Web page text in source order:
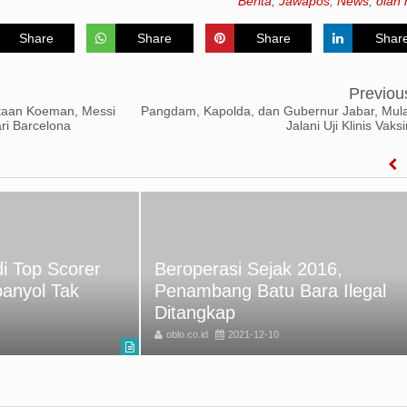
Share Share Share
Koeman, Messi
Barcelona
Pangdam, Kapolda, dan Gubernur Jabar,
Jalani Uji Klinis
2016,
Ilegal
Bukan Foto Rumini Korban
Semeru, tapi Akibat Letusan
Gunung di Italia
oblo.co.id 2021-12-10